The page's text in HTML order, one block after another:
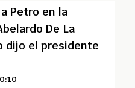
Petro en la
De La
dijo el presidente